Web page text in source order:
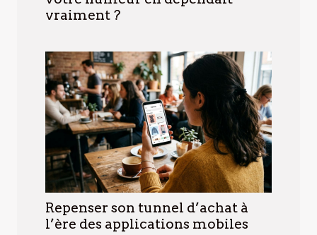
vraiment ?
Repenser son tunnel d’achat à
l’ère des applications mobiles